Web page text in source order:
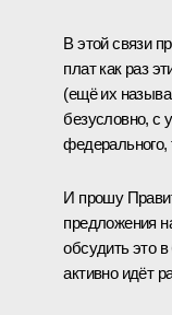
В этой связи
плат как раз
(ещё их
безусловно, с
федерального,
И прошу
предложения
обсудить это
активно идёт